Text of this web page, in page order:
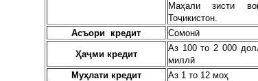
Маҳали зисти
Тоҷикистон.
Асъори кредит Сомонӣ
Ҳаҷми кредит
Аз 100 то 2 000
миллӣ
Муҳлати кредит
Аз 1 то 12 моҳ